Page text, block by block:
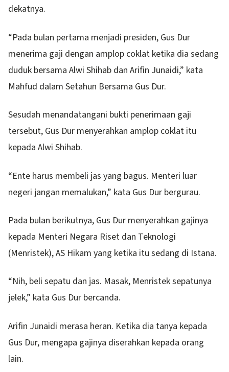
dekatnya.
“Pada bulan pertama menjadi presiden, Gus Dur
menerima gaji dengan amplop coklat ketika dia sedang
duduk bersama Alwi Shihab dan Arifin Junaidi,” kata
Mahfud dalam Setahun Bersama Gus Dur.
Sesudah menandatangani bukti penerimaan gaji
tersebut, Gus Dur menyerahkan amplop coklat itu
kepada Alwi Shihab.
“Ente harus membeli jas yang bagus. Menteri luar
negeri jangan memalukan,” kata Gus Dur bergurau.
Pada bulan berikutnya, Gus Dur menyerahkan gajinya
kepada Menteri Negara Riset dan Teknologi
(Menristek), AS Hikam yang ketika itu sedang di Istana.
“Nih, beli sepatu dan jas. Masak, Menristek sepatunya
jelek,” kata Gus Dur bercanda.
Arifin Junaidi merasa heran. Ketika dia tanya kepada
Gus Dur, mengapa gajinya diserahkan kepada orang
lain.